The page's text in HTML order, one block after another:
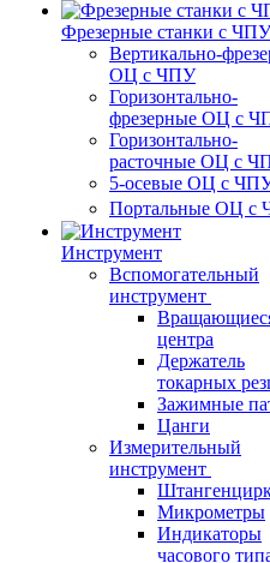
Фрезерные станки с ЧПУ
Вертикально-
ОЦ с ЧПУ
Горизонтально-
фрезерные ОЦ с
Горизонтально-
расточные ОЦ с
5-осевые ОЦ с
Портальные ОЦ с
Инструмент
Вспомогательный
инструмент
центра
Держатель
токарных
Зажимные
Цанги
Измерительный
инструмент
Микрометры
Индикаторы
часового